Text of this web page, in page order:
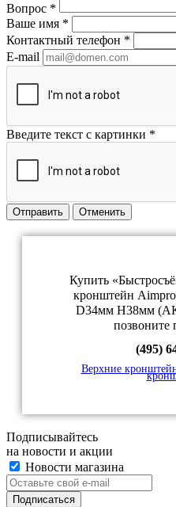
Вопрос *
Ваше имя *
Контактный телефон *
E-mail
Введите текст с картинки *
Отправить Отменить
Купить
кронштейн
D34мм H38мм
позвоните
(495)
Верхние
Подписывайтесь
на новости и акции
Новости магазина